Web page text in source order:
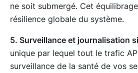
ne soit submergé. Cet
résilience globale du système.
5. Surveillance et journalisation
unique par lequel tout le trafic
surveillance de la santé de vos